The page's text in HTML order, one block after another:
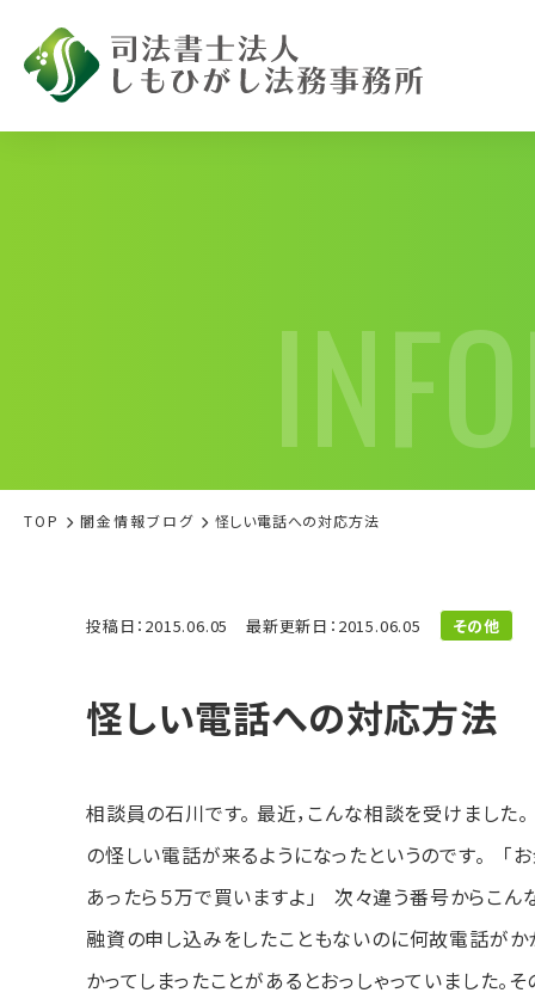
お困りの方へ
TOP 闇金情報ブログ 怪しい電話への対応方法
投稿日：2015.06.05 最新更新日：2015.06.05 その他
怪しい電話への対応方法
相談員の石川です。 最近，こんな相談を受けました
の怪しい電話が来るようになったというのです。 「
あったら５万で買いますよ」 次々違う番号からこ
融資の申し込みをしたこともないのに何故電話が
かってしまったことがあるとおっしゃっていました